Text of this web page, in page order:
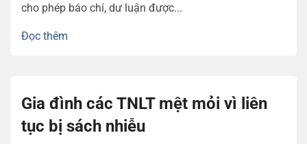
cho phép báo chí, dư luận được...
Đọc thêm
Gia đình các TNLT mệt mỏi vì liên
tục bị sách nhiễu